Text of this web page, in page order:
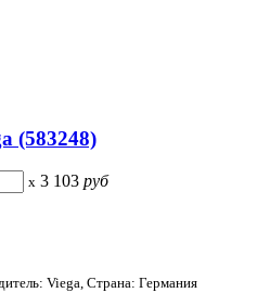
(583248)
x 3 103 руб
Viega, Страна: Германия